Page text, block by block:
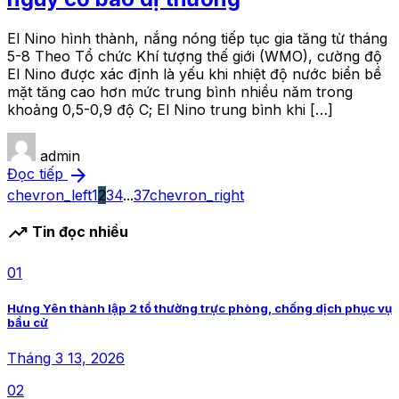
El Nino hình thành, nắng nóng tiếp tục gia tăng từ tháng
5-8 Theo Tổ chức Khí tượng thế giới (WMO), cường độ
El Nino được xác định là yếu khi nhiệt độ nước biển bề
mặt tăng cao hơn mức trung bình nhiều năm trong
khoảng 0,5-0,9 độ C; El Nino trung bình khi […]
admin
Đọc tiếp arrow_forward
chevron_left1234...37chevron_right
trending_up Tin đọc nhiều
01
Hưng Yên thành lập 2 tổ thường trực phòng, chống dịch phục vụ
bầu cử
Tháng 3 13, 2026
02